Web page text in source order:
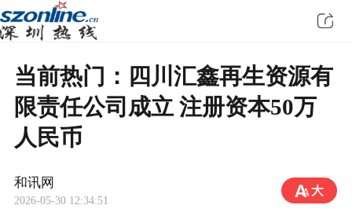
当前热门：四川汇鑫再生资源有
限责任公司成立 注册资本50万
人民币
和讯网
2026-05-30 12:34:51